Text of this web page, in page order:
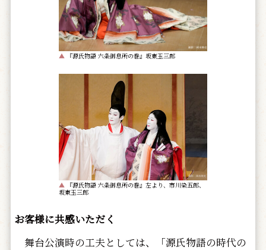
▲ 『源氏物語 六条御息所の巻』坂東玉三郎
▲ 『源氏物語 六条御息所の巻』左より、市川染五郎、
坂東玉三郎
お客様に共感いただく
舞台公演時の工夫としては、「源氏物語の時代の